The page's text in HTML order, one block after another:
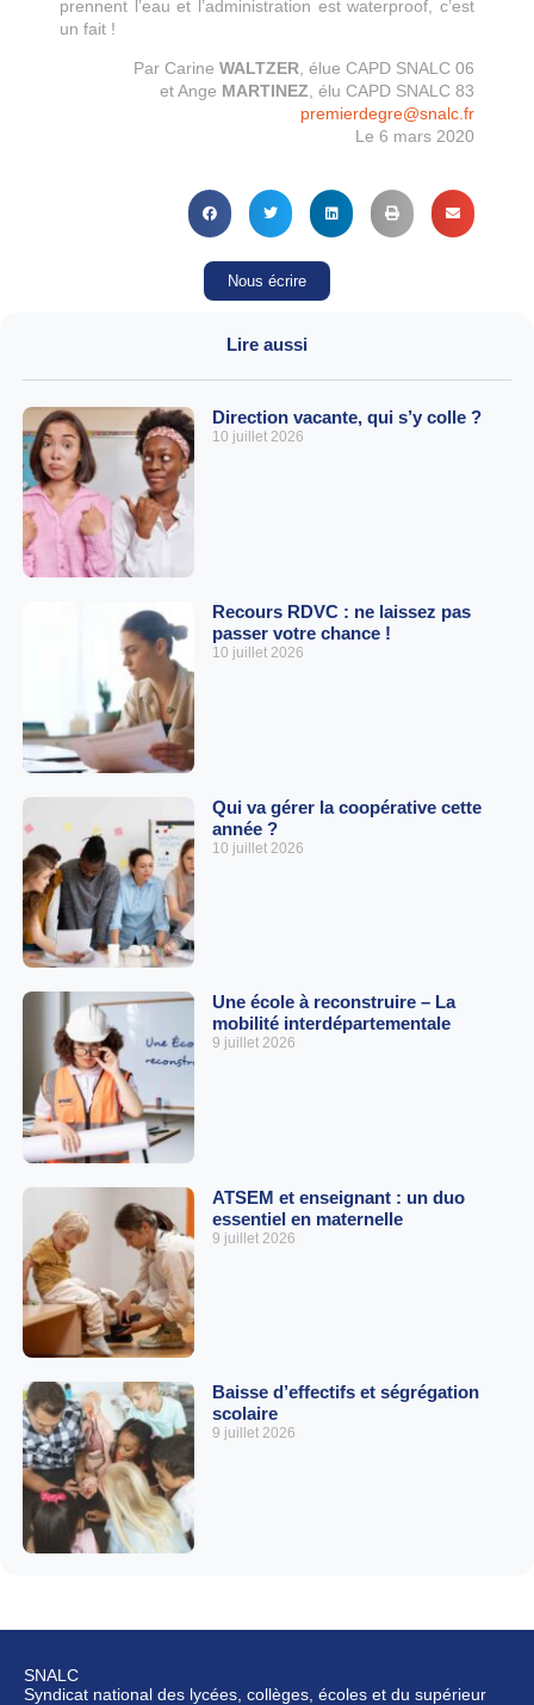
prennent l’eau et l’administration est waterproof, c’est
un fait !
Par Carine WALTZER , élue CAPD SNALC 06
et Ange MARTINEZ , élu CAPD SNALC 83
premierdegre@snalc.fr
Le 6 mars 2020
Nous écrire
Lire aussi
Direction vacante, qui s’y colle ?
10 juillet 2026
Recours RDVC : ne laissez pas
passer votre chance !
10 juillet 2026
Qui va gérer la coopérative cette
année ?
10 juillet 2026
Une école à reconstruire – La
mobilité interdépartementale
9 juillet 2026
ATSEM et enseignant : un duo
essentiel en maternelle
9 juillet 2026
Baisse d’effectifs et ségrégation
scolaire
9 juillet 2026
SNALC
Syndicat national des lycées, collèges, écoles et du supérieur